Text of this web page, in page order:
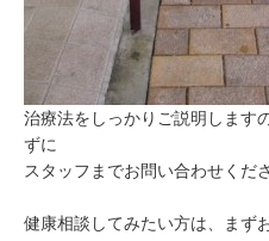
治療法をしっかりご説明します
ずに
スタッフまでお問い合わせくだ
健康相談してみたい方は、まず